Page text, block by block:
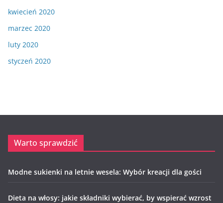
kwiecień 2020
marzec 2020
luty 2020
styczeń 2020
Warto sprawdzić
Modne sukienki na letnie wesela: Wybór kreacji dla gości
Dieta na włosy: jakie składniki wybierać, by wspierać wzrost